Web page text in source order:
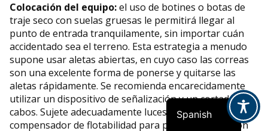
Colocación del equipo:el uso de botines o botas de
traje seco con suelas gruesas le permitirá llegar al
punto de entrada tranquilamente, sin importar cuán
accidentado sea el terreno. Esta estrategia a menudo
supone usar aletas abiertas, en cuyo caso las correas
son una excelente forma de ponerse y quitarse las
aletas rápidamente. Se recomienda encarecidamente
utilizar un dispositivo de señalización y un cortador de
cabos. Sujete adecuadamente luces o cámaras a su
compensador de flotabilidad para poder ingresar con
Spanish
English
Indonesian
French